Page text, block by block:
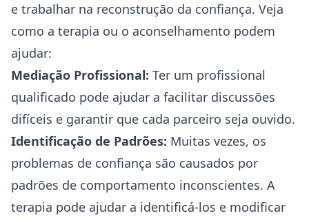
e trabalhar na reconstrução da confiança. Veja
como a terapia ou o aconselhamento podem
ajudar:
Mediação Profissional: Ter um profissional
qualificado pode ajudar a facilitar discussões
difíceis e garantir que cada parceiro seja ouvido.
Identificação de Padrões: Muitas vezes, os
problemas de confiança são causados por
padrões de comportamento inconscientes. A
terapia pode ajudar a identificá-los e modificar